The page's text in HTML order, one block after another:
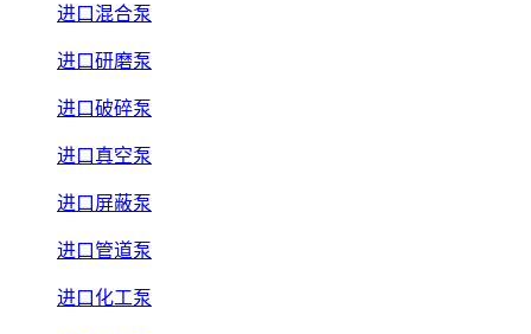
进口混合泵
进口研磨泵
进口破碎泵
进口真空泵
进口屏蔽泵
进口管道泵
进口化工泵